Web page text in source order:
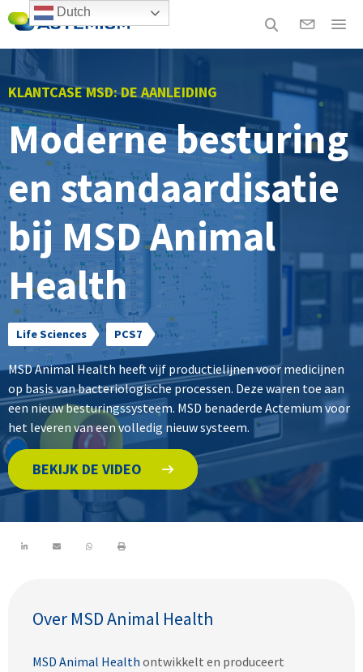
KLANTCASE MSD: DE AANLEIDING
Moderne besturing
en standaardisatie
bij MSD Animal
Health
Life Sciences PCS7
MSD Animal Health heeft vijf productielijnen voor medicijnen
op basis van bacteriologische processen. Deze waren toe aan
een nieuw besturingssysteem. MSD benaderde Actemium voor
het leveren van een volledig nieuw systeem.
BEKIJK DE VIDEO
Over MSD Animal Health
MSD Animal Health ontwikkelt en produceert
Dutch